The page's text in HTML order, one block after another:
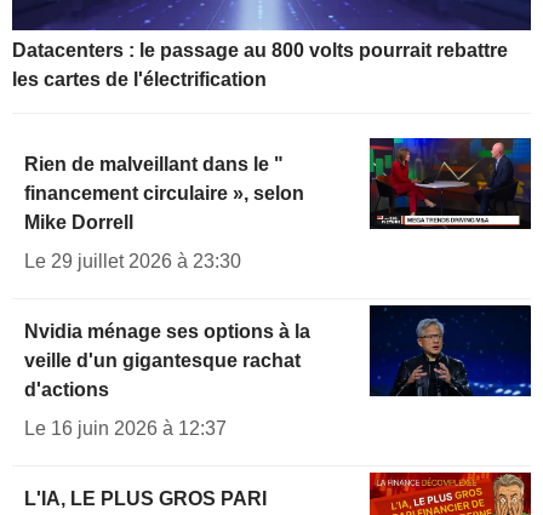
Datacenters : le passage au 800 volts pourrait rebattre
les cartes de l'électrification
Rien de malveillant dans le "
financement circulaire », selon
Mike Dorrell
Le 29 juillet 2026 à 23:30
Nvidia ménage ses options à la
veille d'un gigantesque rachat
d'actions
Le 16 juin 2026 à 12:37
L'IA, LE PLUS GROS PARI